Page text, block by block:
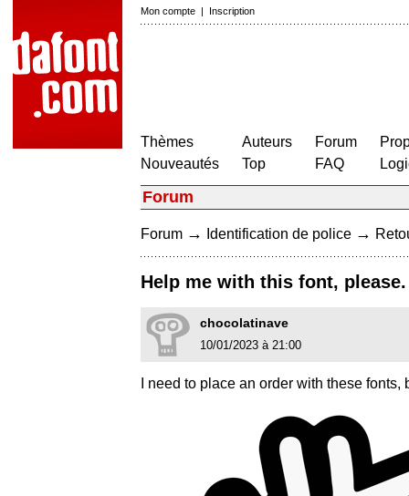
Mon compte | Inscription
Thèmes
Nouveautés
Auteurs
Top
Forum
FAQ
Forum
Forum → Identification de police →
Help me with this font, please.
chocolatinave
10/01/2023 à 21:00
I need to place an order with these